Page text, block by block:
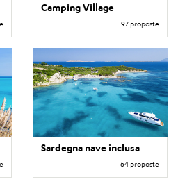
Camping Village
97 proposte
Sardegna nave inclusa
64 proposte